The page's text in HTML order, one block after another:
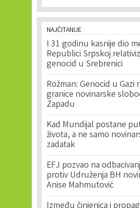
NAJČITANIJE
I 31 godinu kasnije dio
Republici Srpskoj
genocid u Srebrenici
Rožman: Genocid u Gazi
granice novinarske
Zapadu
Kad Mundijal postane
života, a ne samo
zadatak
EFJ pozvao na
protiv Udruženja BH
Anise Mahmutović